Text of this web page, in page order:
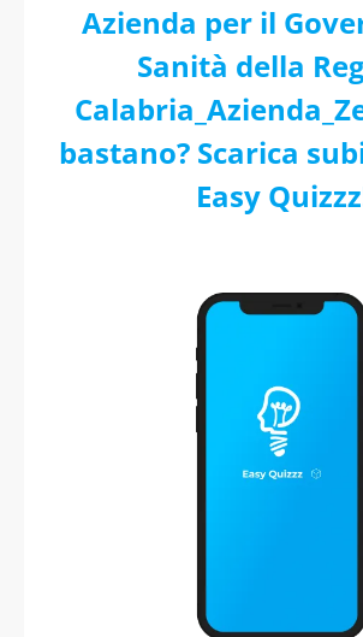
Azienda per il
Sanità della
bastano? Scarica
Easy